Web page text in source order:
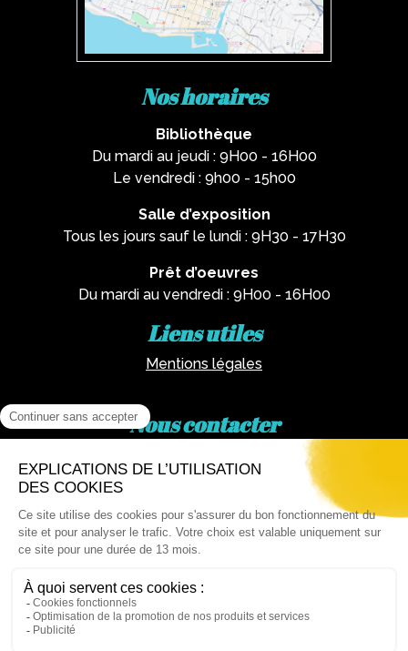
Nos horaires
Bibliothèque
Du mardi au jeudi : 9H00 - 16H00
Le vendredi : 9h00 - 15h00
Salle d’exposition
Tous les jours sauf le lundi : 9H30 - 17H30
Prêt d’oeuvres
Du mardi au vendredi : 9H00 - 16H00
Liens utiles
Mentions légales
Nous contacter
02 62 81 77 60
Via email : artotheque@cg974.fr